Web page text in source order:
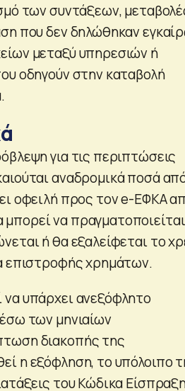
των συντάξεων,
που δεν δηλώθηκαν
μεταξύ υπηρεσιών ή
οδηγούν στην καταβολή
για τις περιπτώσεις
αναδρομικά ποσά
οφειλή προς τον e-ΕΦΚΑ
να πραγματοποιείται
ή θα εξαλείφεται το
επιστροφής χρημάτων.
υπάρχει ανεξόφλητο
των μηνιαίων
διακοπής της
η εξόφληση, το υπόλοιπο
του Κώδικα